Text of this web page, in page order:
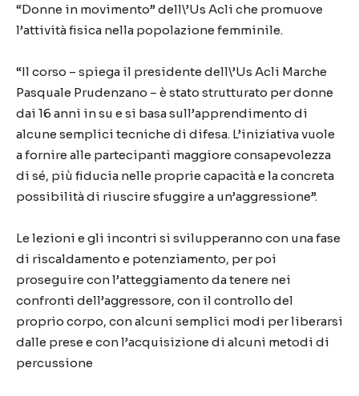
“Donne in movimento” dell\’Us Acli che promuove
l’attività fisica nella popolazione femminile.
“Il corso – spiega il presidente dell\’Us Acli Marche
Pasquale Prudenzano – è stato strutturato per donne
dai 16 anni in su e si basa sull’apprendimento di
alcune semplici tecniche di difesa. L’iniziativa vuole
a fornire alle partecipanti maggiore consapevolezza
di sé, più fiducia nelle proprie capacità e la concreta
possibilità di riuscire sfuggire a un’aggressione”.
Le lezioni e gli incontri si svilupperanno con una fase
di riscaldamento e potenziamento, per poi
proseguire con l’atteggiamento da tenere nei
confronti dell’aggressore, con il controllo del
proprio corpo, con alcuni semplici modi per liberarsi
dalle prese e con l’acquisizione di alcuni metodi di
percussione